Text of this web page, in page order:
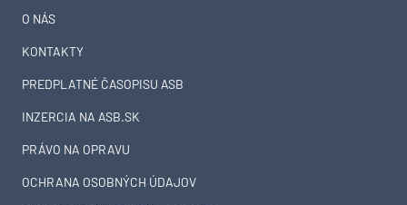
O NÁS
KONTAKTY
PREDPLATNÉ ČASOPISU ASB
INZERCIA NA ASB.SK
PRÁVO NA OPRAVU
OCHRANA OSOBNÝCH ÚDAJOV